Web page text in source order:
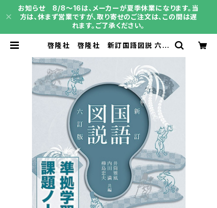
お知らせ 8/8～16は、メーカーが夏季休業になります。当
方は、休まず営業ですが、取り寄せのご注文は、この間は遅
れます。ご了承ください。
啓隆社 啓隆社 新訂国語図説 六訂
新品 問題集本体のみ 別冊解答な
し 新品 問題集本体のみ 別冊解
答なし ISBN：004017632 ISB
N-10：B0H4H39ZHY SKU：00
4020598 | 育之書店（いくのしょて